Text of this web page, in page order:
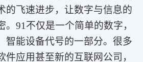
的飞速进步，让数字与信息的
91不仅是一个简单的数字，
智能设备代号的一部分。很多
件应用甚至新的互联网公司，